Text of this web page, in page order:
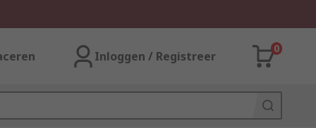
Inloggen / Registreer
0